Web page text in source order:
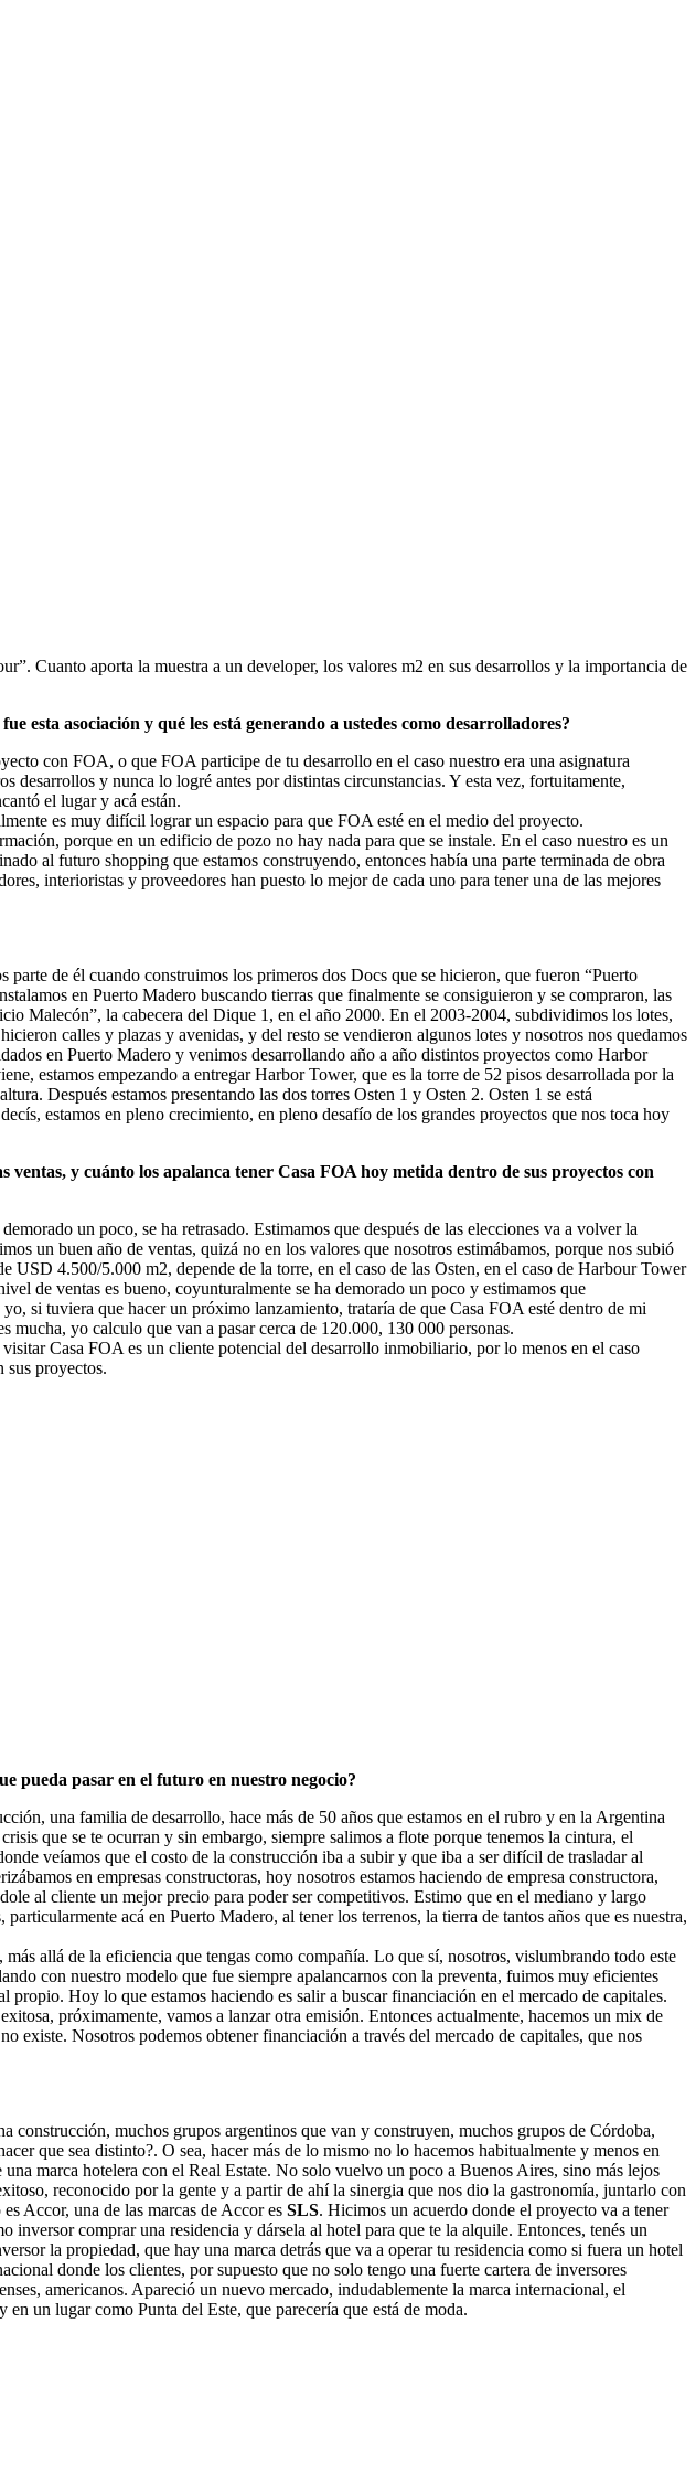
Cuanto aporta la muestra a un developer, los valores m2 en sus desarrollos y la importancia de
esta asociación y qué les está generando a ustedes como desarrolladores?
con FOA, o que FOA participe de tu desarrollo en el caso nuestro era una asignatura
desarrollos y nunca lo logré antes por distintas circunstancias. Y esta vez, fortuitamente,
el lugar y acá están.
es muy difícil lograr un espacio para que FOA esté en el medio del proyecto.
porque en un edificio de pozo no hay nada para que se instale. En el caso nuestro es un
al futuro shopping que estamos construyendo, entonces había una parte terminada de obra
interioristas y proveedores han puesto lo mejor de cada uno para tener una de las mejores
de él cuando construimos los primeros dos Docs que se hicieron, que fueron “Puerto
en Puerto Madero buscando tierras que finalmente se consiguieron y se compraron, las
Malecón”, la cabecera del Dique 1, en el año 2000. En el 2003-2004, subdividimos los lotes,
calles y plazas y avenidas, y del resto se vendieron algunos lotes y nosotros nos quedamos
en Puerto Madero y venimos desarrollando año a año distintos proyectos como Harbor
estamos empezando a entregar Harbor Tower, que es la torre de 52 pisos desarrollada por la
Después estamos presentando las dos torres Osten 1 y Osten 2. Osten 1 se está
estamos en pleno crecimiento, en pleno desafío de los grandes proyectos que nos toca hoy
y cuánto los apalanca tener Casa FOA hoy metida dentro de sus proyectos con
un poco, se ha retrasado. Estimamos que después de las elecciones va a volver la
un buen año de ventas, quizá no en los valores que nosotros estimábamos, porque nos subió
4.500/5.000 m2, depende de la torre, en el caso de las Osten, en el caso de Harbour Tower
de ventas es bueno, coyunturalmente se ha demorado un poco y estimamos que
si tuviera que hacer un próximo lanzamiento, trataría de que Casa FOA esté dentro de mi
mucha, yo calculo que van a pasar cerca de 120.000, 130 000 personas.
Casa FOA es un cliente potencial del desarrollo inmobiliario, por lo menos en el caso
sus proyectos.
pueda pasar en el futuro en nuestro negocio?
una familia de desarrollo, hace más de 50 años que estamos en el rubro y en la Argentina
que se te ocurran y sin embargo, siempre salimos a flote porque tenemos la cintura, el
veíamos que el costo de la construcción iba a subir y que iba a ser difícil de trasladar al
en empresas constructoras, hoy nosotros estamos haciendo de empresa constructora,
al cliente un mejor precio para poder ser competitivos. Estimo que en el mediano y largo
acá en Puerto Madero, al tener los terrenos, la tierra de tantos años que es nuestra,
allá de la eficiencia que tengas como compañía. Lo que sí, nosotros, vislumbrando todo este
con nuestro modelo que fue siempre apalancarnos con la preventa, fuimos muy eficientes
Hoy lo que estamos haciendo es salir a buscar financiación en el mercado de capitales.
próximamente, vamos a lanzar otra emisión. Entonces actualmente, hacemos un mix de
Nosotros podemos obtener financiación a través del mercado de capitales, que nos
muchos grupos argentinos que van y construyen, muchos grupos de Córdoba,
que sea distinto?. O sea, hacer más de lo mismo no lo hacemos habitualmente y menos en
marca hotelera con el Real Estate. No solo vuelvo un poco a Buenos Aires, sino más lejos
reconocido por la gente y a partir de ahí la sinergia que nos dio la gastronomía, juntarlo con
Accor, una de las marcas de Accor es SLS. Hicimos un acuerdo donde el proyecto va a tener
comprar una residencia y dársela al hotel para que te la alquile. Entonces, tenés un
la propiedad, que hay una marca detrás que va a operar tu residencia como si fuera un hotel
donde los clientes, por supuesto que no solo tengo una fuerte cartera de inversores
americanos. Apareció un nuevo mercado, indudablemente la marca internacional, el
un lugar como Punta del Este, que parecería que está de moda.